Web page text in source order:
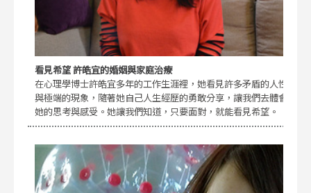
看見希望 許皓宜的婚姻與家庭治療
在心理學博士許皓宜多年的工作生涯裡，她看見許多矛盾的人性
與極端的現象，隨著她自己人生經歷的勇敢分享，讓我們去體會
她的思考與感受。她讓我們知道，只要面對，就能看見希望。